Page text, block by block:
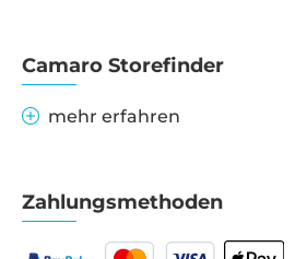
Camaro Storefinder
mehr erfahren
Zahlungsmethoden